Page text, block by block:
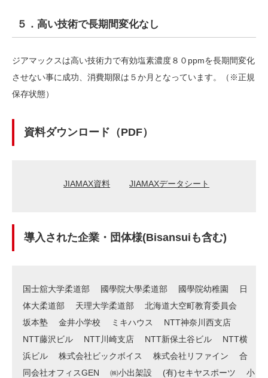
５．高い技術で長期間変化なし
ジアマックスは高い技術力で有効塩素濃度８０ppmを長期間変化
させない事に成功、消費期限は５か月となっています。（※正規
保存状態）
資料ダウンロード（PDF）
JIAMAX資料 JIAMAXデータシート
導入された企業・団体様(Bisansuiも含む)
国士舘大学柔道部 國學院大學柔道部 國學院幼稚園
日
体大柔道部
天理大学柔道部
北海道大空町教育委員会
坂本塾
金井小学校 ミキハウス
NTT神奈川西支店
NTT藤沢ビル
NTT川崎支店 NTT新保土谷ビル
NTT横
浜ビル
株式会社ビックボイス 株式会社リファイン
合
同会社オフィスGEN
㈱小出架設 (有)セキヤスポーツ
小